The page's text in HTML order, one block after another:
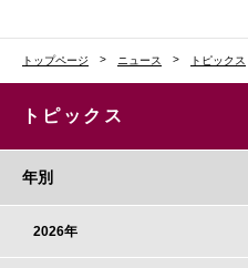
トップページ ニュース トピックス
トピックス
年別
2026年